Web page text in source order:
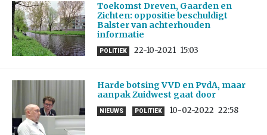
Toekomst Dreven, Gaarden en
Zichten: oppositie beschuldigt
Balster van achterhouden
informatie
POLITIEK 22-10-2021 15:03
Harde botsing VVD en PvdA, maar
aanpak Zuidwest gaat door
NIEUWS POLITIEK 10-02-2022 22:58